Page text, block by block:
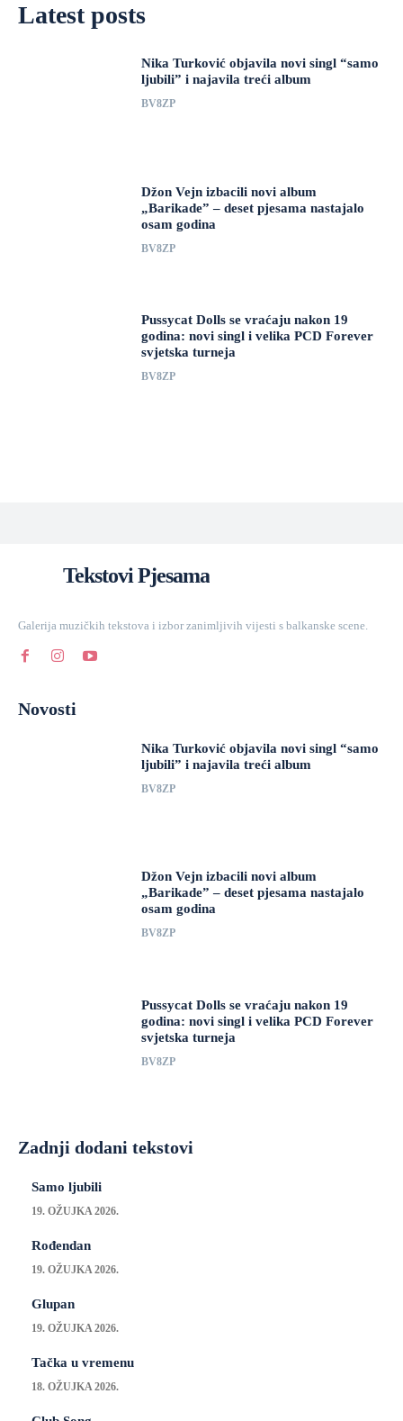
Latest posts
Nika Turković objavila novi singl “samo
ljubili” i najavila treći album
BV8ZP
Džon Vejn izbacili novi album
„Barikade” – deset pjesama nastajalo
osam godina
BV8ZP
Pussycat Dolls se vraćaju nakon 19
godina: novi singl i velika PCD Forever
svjetska turneja
BV8ZP
Tekstovi Pjesama
Galerija muzičkih tekstova i izbor zanimljivih vijesti s balkanske scene.
Novosti
Nika Turković objavila novi singl “samo
ljubili” i najavila treći album
BV8ZP
Džon Vejn izbacili novi album
„Barikade” – deset pjesama nastajalo
osam godina
BV8ZP
Pussycat Dolls se vraćaju nakon 19
godina: novi singl i velika PCD Forever
svjetska turneja
BV8ZP
Zadnji dodani tekstovi
Samo ljubili
19. OŽUJKA 2026.
Rođendan
19. OŽUJKA 2026.
Glupan
19. OŽUJKA 2026.
Tačka u vremenu
18. OŽUJKA 2026.